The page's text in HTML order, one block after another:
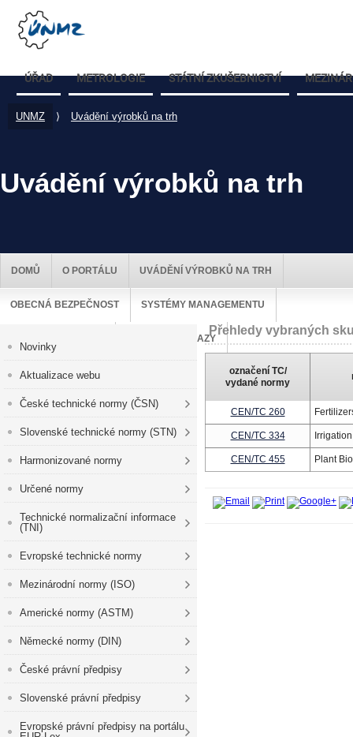
ÚŘAD METROLOGIE STÁTNÍ ZKUŠEBNICTVÍ
UNMZ ⟩ Uvádění výrobků na trh
Uvádění výrobků na trh
DOMŮ O PORTÁLU UVÁDĚNÍ VÝROBKŮ NA TRH
OBECNÁ BEZPEČNOST SYSTÉMY MANAGEMENTU
UŽITEČNÉ ODKAZY
Novinky
Aktualizace webu
České technické normy (ČSN)
Slovenské technické normy (STN)
Harmonizované normy
Určené normy
Technické normalizační informace
(TNI)
Evropské technické normy
Mezinárodní normy (ISO)
Americké normy (ASTM)
Německé normy (DIN)
České právní předpisy
Slovenské právní předpisy
Evropské právní předpisy na portálu
Přehledy vybraných
označení TC/
vydané normy
CEN/TC 260
CEN/TC 334
CEN/TC 455 Plant